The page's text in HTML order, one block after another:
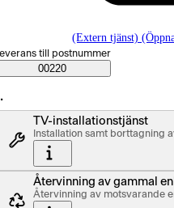
(Extern tjänst)
Saatavuustiedot
beställningssätt
till postnummer
00220
TV-installationstjänst
Installation samt borttagning
Återvinning av gammal
Återvinning av motsvarande